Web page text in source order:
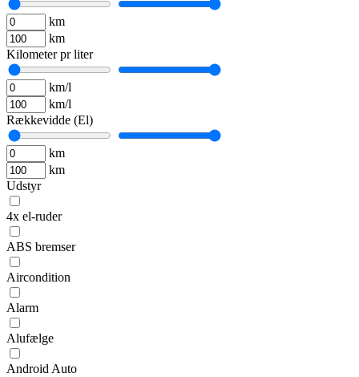
km
km
Kilometer pr liter
km/l
km/l
Rækkevidde (El)
km
km
Udstyr
4x el-ruder
ABS bremser
Aircondition
Alarm
Alufælge
Android Auto